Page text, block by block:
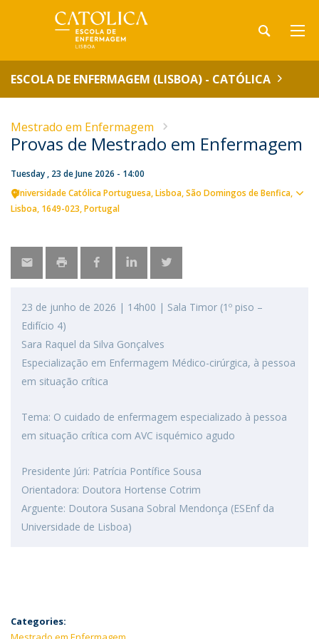
ESCOLA DE ENFERMAGEM (LISBOA) - CATÓLICA
Mestrado em Enfermagem
Provas de Mestrado em Enfermagem
Tuesday , 23 de June 2026 - 14:00
Universidade Católica Portuguesa Lisboa São Domingos de Benfica,
Lisboa 1649-023 Portugal
23 de junho de 2026 | 14h00 | Sala Timor (1º piso –
Edifício 4)
Sara Raquel da Silva Gonçalves
Especialização em Enfermagem Médico-cirúrgica, à pessoa
em situação crítica
Tema: O cuidado de enfermagem especializado à pessoa
em situação crítica com AVC isquémico agudo
Presidente Júri: Patrícia Pontífice Sousa
Orientadora: Doutora Hortense Cotrim
Arguente: Doutora Susana Sobral Mendonça (ESEnf da
Universidade de Lisboa)
Categories: